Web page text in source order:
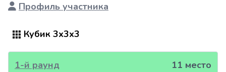
Профиль участника
Кубик 3x3x3
1-й раунд 11 место